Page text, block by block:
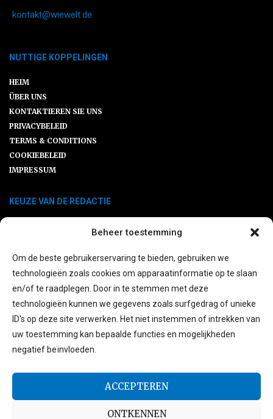
Beheer toestemming
Om de beste gebruikerservaring te bieden, gebruiken we
technologieën zoals cookies om apparaatinformatie op te slaan
en/of te raadplegen. Door in te stemmen met deze
technologieën kunnen we gegevens zoals surfgedrag of unieke
ID's op deze site verwerken. Het niet instemmen of intrekken van
uw toestemming kan bepaalde functies en mogelijkheden
negatief beïnvloeden.
ACCEPTEREN
ONTKENNEN
kontakt@wiewelt.de
NUTTIGE KOPPELINGEN
HEIM
ÜBER UNS
KONTAKTIEREN SIE UNS
PRIVACYBELEID
TERMS & CONDITIONS
COOKIEBELEID
IMPRESSUM
KEUZE VAN DE REDACTIE
Leitfaden: Wie planen Sie Ihre Balkon-
Die besten Energiespeicheroptionen
für Balkonsolaranlagen